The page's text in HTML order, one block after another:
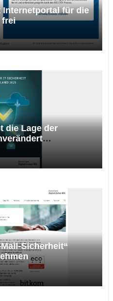
Internetportal für die
frei
die Lage der
Sicherheit“